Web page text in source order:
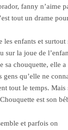
fanny n’aime
tout un drame
les enfants et
sur la joue de
sa chouquette, elle
qu’elle ne
tout le temps.
est son
et parfois on